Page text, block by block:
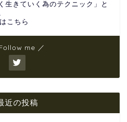
生きていく為のテクニック」と
こちら
me ／
近の投稿